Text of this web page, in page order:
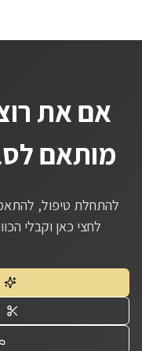
אם את
מותאם
להתחלת טיפול,
לחצי כאן וקבלי